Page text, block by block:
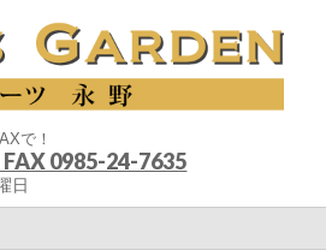
で！
0985-24-7635
日